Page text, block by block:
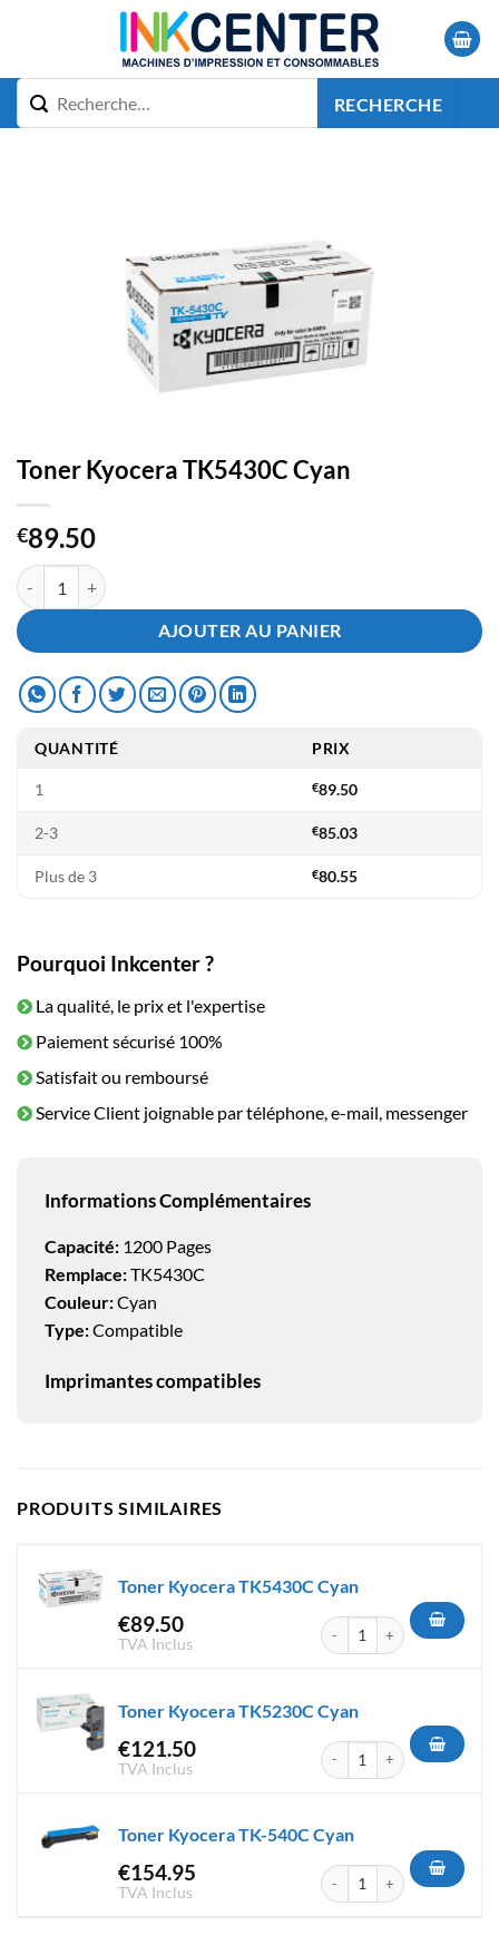
RECHERCHE
Toner Kyocera TK5430C Cyan
€89.50
quantité de Toner Kyocera TK5430C Cyan
AJOUTER AU PANIER
QUANTITÉ PRIX
1 €89.50
2-3 €85.03
Plus de 3 €80.55
Pourquoi Inkcenter ?
La qualité, le prix et l'expertise
Paiement sécurisé 100%
Satisfait ou remboursé
Service Client joignable par téléphone, e-mail, messenger
Informations Complémentaires
Capacité: 1200 Pages
Remplace:TK5430C
Couleur:Cyan
Type:Compatible
Imprimantes compatibles
PRODUITS SIMILAIRES
Toner Kyocera TK5430C Cyan
€89.50
TVA Inclus
quantité de Toner Kyocera
Toner Kyocera TK5230C Cyan
€121.50
TVA Inclus
quantité de Toner Kyocera
Toner Kyocera TK-540C Cyan
€154.95
TVA Inclus
quantité de Toner Kyocera